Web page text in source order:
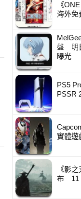
《
海外免
盤 明
曝光
PS5
PSSR
實體
《影
布 11